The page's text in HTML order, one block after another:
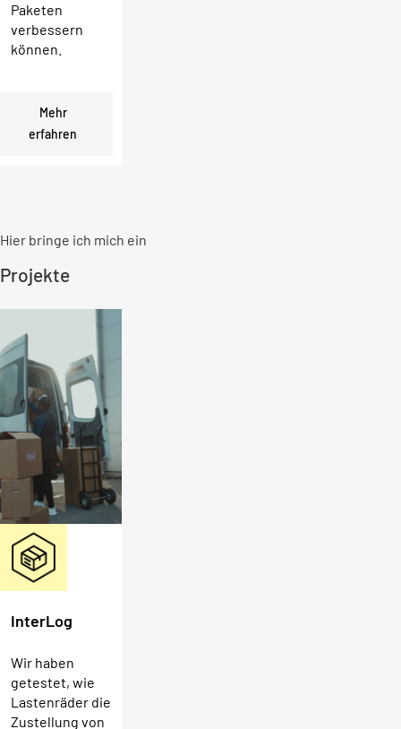
Paketen
verbessern
können.
Mehr
erfahren
Hier bringe ich mich ein
Projekte
InterLog
Wir haben
getestet, wie
Lastenräder die
Zustellung von